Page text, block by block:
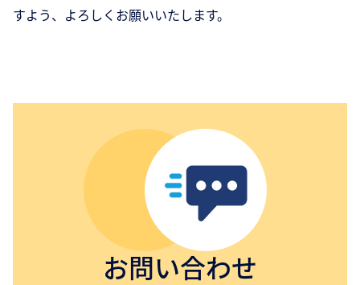
すよう、よろしくお願いいたします。
お問い合わせ